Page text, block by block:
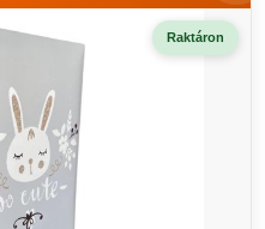
Raktáron